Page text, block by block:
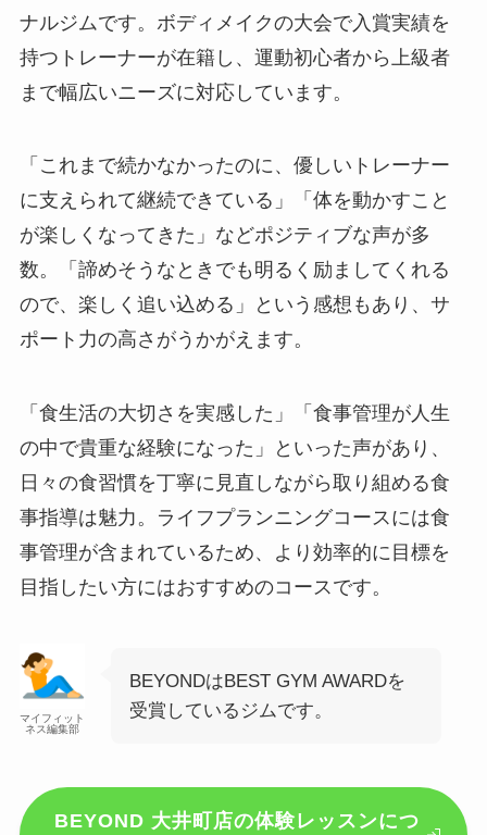
ナルジムです。ボディメイクの大会で入賞実績を
持つトレーナーが在籍し、運動初心者から上級者
まで幅広いニーズに対応しています。
「これまで続かなかったのに、優しいトレーナー
に支えられて継続できている」「体を動かすこと
が楽しくなってきた」などポジティブな声が多
数。「諦めそうなときでも明るく励ましてくれる
ので、楽しく追い込める」という感想もあり、サ
ポート力の高さがうかがえます。
「食生活の大切さを実感した」「食事管理が人生
の中で貴重な経験になった」といった声があり、
日々の食習慣を丁寧に見直しながら取り組める食
事指導は魅力。ライフプランニングコースには食
事管理が含まれているため、より効率的に目標を
目指したい方にはおすすめのコースです。
マイフィット
ネス編集部
BEYONDはBEST GYM AWARDを
受賞しているジムです。
BEYOND 大井町店の体験レッスンにつ